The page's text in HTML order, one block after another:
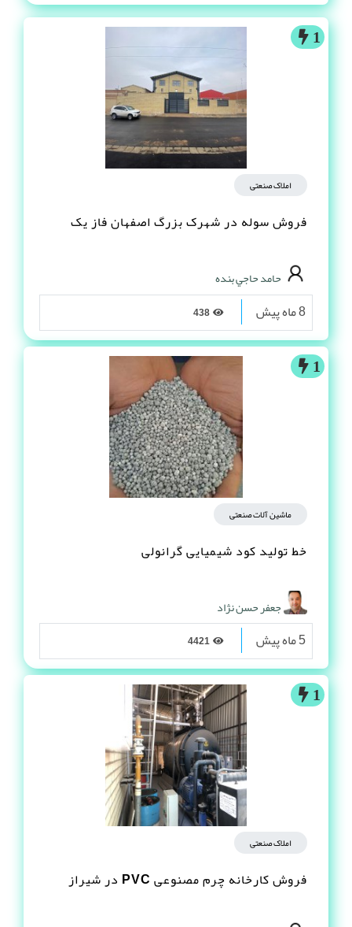
1
املاک صنعتی
فروش سوله در شهرک بزرگ اصفهان فاز یک
حامد حاجي بنده
8 ماه پیش
1
ماشین آلات صنعتی
خط تولید کود شیمیایی گرانولی
جعفر حسن نژاد
5 ماه پیش
1
املاک صنعتی
فروش کارخانه چرم مصنوعى PVC در شیراز